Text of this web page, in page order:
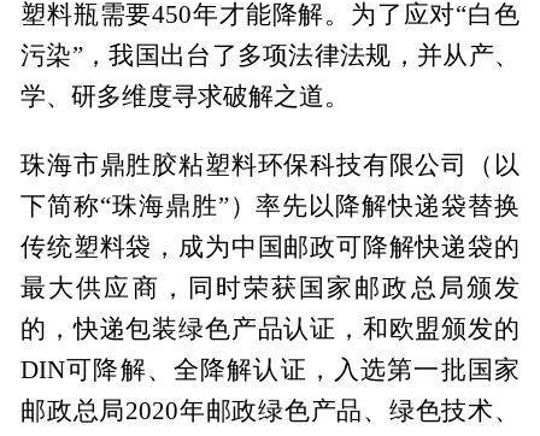
塑料瓶需要450年才能降解。为了应对“白色
污染”，我国出台了多项法律法规，并从产、
学、研多维度寻求破解之道。
珠海市鼎胜胶粘塑料环保科技有限公司（以
下简称“珠海鼎胜”）率先以降解快递袋替换
传统塑料袋，成为中国邮政可降解快递袋的
最大供应商，同时荣获国家邮政总局颁发
的，快递包装绿色产品认证，和欧盟颁发的
DIN可降解、全降解认证，入选第一批国家
邮政总局2020年邮政绿色产品、绿色技术、